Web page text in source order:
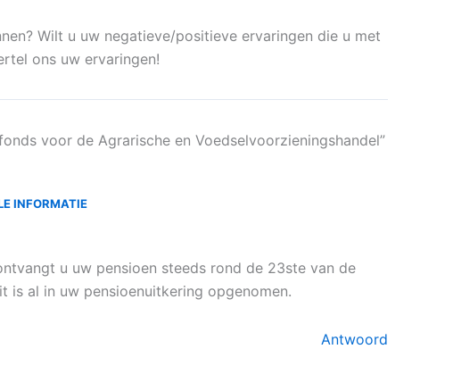
Wilt u uw negatieve/positieve ervaringen die u met
ons uw ervaringen!
voor de Agrarische en Voedselvoorzieningshandel”
INFORMATIE
u uw pensioen steeds rond de 23ste van de
is al in uw pensioenuitkering opgenomen.
Antwoord